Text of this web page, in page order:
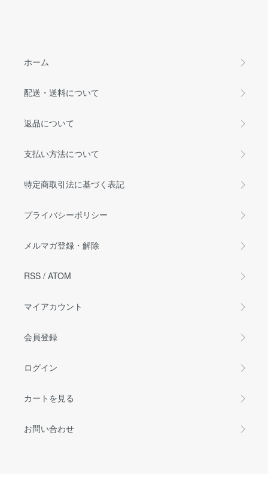
ホーム
配送・送料について
返品について
支払い方法について
特定商取引法に基づく表記
プライバシーポリシー
メルマガ登録・解除
RSS / ATOM
マイアカウント
会員登録
ログイン
カートを見る
お問い合わせ